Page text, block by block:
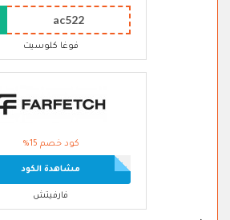
ac522
فوغا كلوسيت
كود خصم 15%
مشاهدة الكود
فارفيتش